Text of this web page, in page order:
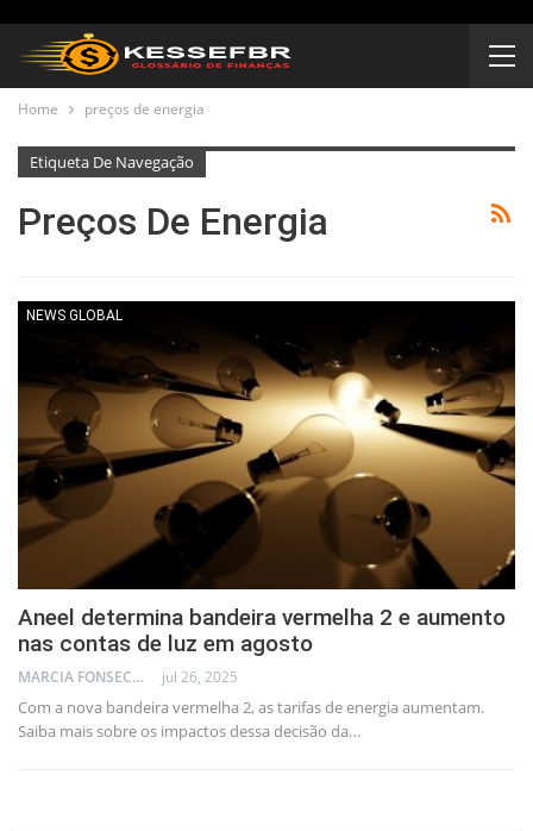
Home preços de energia
Etiqueta De Navegação
Preços De Energia
NEWS GLOBAL
Aneel determina bandeira vermelha 2 e aumento
nas contas de luz em agosto
MARCIA FONSECA - FINANCIAL CONSULTANT jul 26, 2025
Com a nova bandeira vermelha 2, as tarifas de energia aumentam.
Saiba mais sobre os impactos dessa decisão da…